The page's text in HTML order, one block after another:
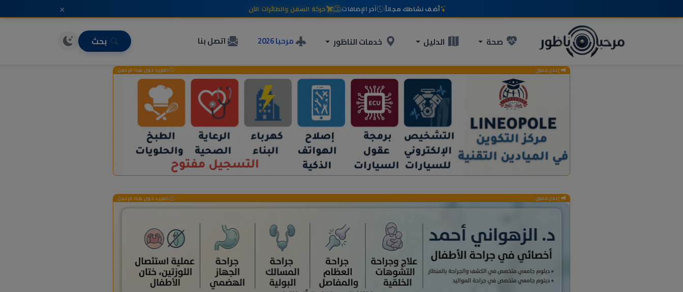
أضف نشاطك مجاناً| آخر الإضافات| حركة السفن والطائرات الآن ×
صحة الدليل خدمات الناظور مرحبا 2026 اتصل بنا بحث
إعلان ممول المزيد حول هذا الإعلان
إعلان ممول المزيد حول هذا الإعلان